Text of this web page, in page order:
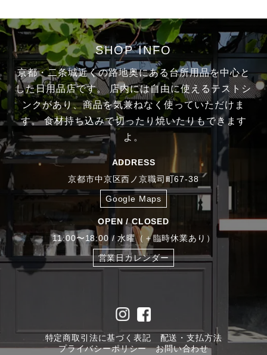
SHOP INFO
京都・二条城近くの路地奥にある台所用品を中心と
した日用品店です。店内には自由に使えるテストシ
ンクがあり、商品を気兼ねなく使っていただけま
す。食材持ち込みで切ったり焼いたりもできます
よ。
ADDRESS
京都市中京区西ノ京職司町67-38
Google Maps
OPEN / CLOSED
11:00〜18:00 / 水曜（＋臨時休業あり）
営業日カレンダー
特定商取引法に基づく表記
配送・支払方法
プライバシーポリシー
お問い合わせ